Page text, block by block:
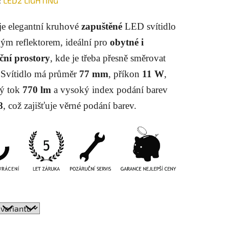
elegantní kruhové zapuštěné LED svítidlo
reflektorem, ideální pro obytné i
prostory, kde je třeba přesně směrovat
má průměr 77 mm, příkon 11 W,
tok 770 lm a vysoký index podání barev
, což zajišťuje věrné podání barev.